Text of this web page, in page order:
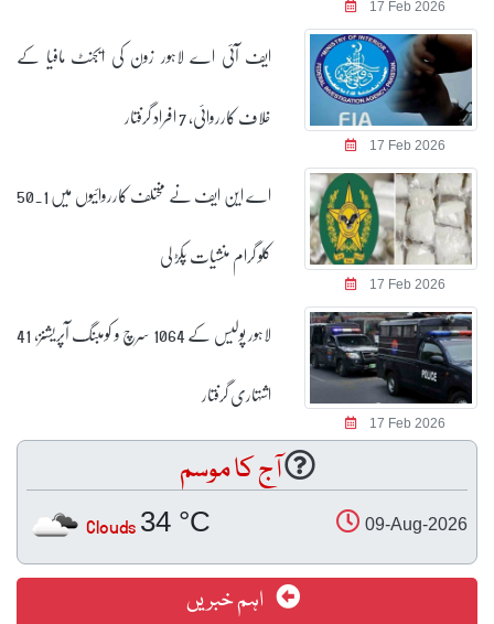
17 Feb 2026
17 Feb 2026
ایف آئی اے لاہور زون کی ایجنٹ مافیا کے
خلاف کارروائی، 7 افراد گرفتار
17 Feb 2026
اے این ایف نے مختلف کارروائیوں میں 50.1
کلو گرام منشیات پکڑ لی
17 Feb 2026
لاہور پولیس کے 1064 سرچ و کومبنگ آپریشنز، 41
اشتہاری گرفتار
آج کا موسم
09-Aug-2026
34 °C
Clouds
اہم خبریں